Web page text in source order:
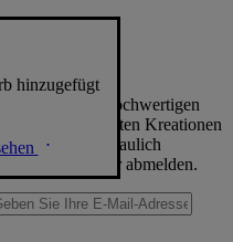
hinzugefügt
Zugang zu hochwertigen
über die neuesten Kreationen
vertraulich
wieder abmelden.